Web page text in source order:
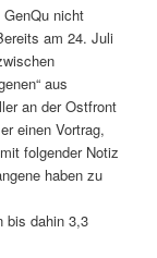
nicht
am 24. Juli
aus
an der Ostfront
einen Vortrag,
folgender Notiz
haben zu
bis dahin 3,3